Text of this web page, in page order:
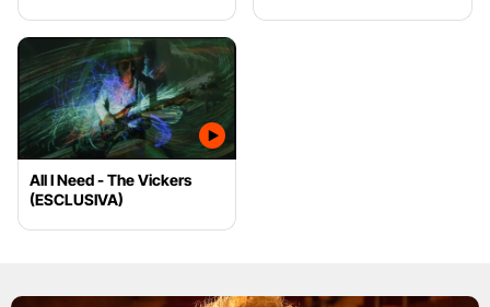
All I Need - The Vickers
(ESCLUSIVA)